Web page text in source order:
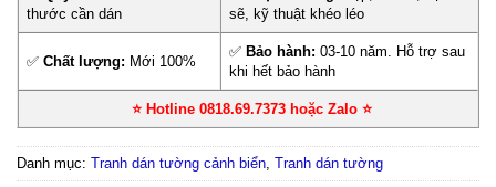
thước cần dán
sẽ, kỹ thuật khéo léo
✅Chất lượng: Mới 100%
✅ Bảo hành: 03-10 năm. Hỗ trợ sau
khi hết bảo hành
⭐ Hotline 0818.69.7373 hoặc Zalo ⭐
Danh mục: Tranh dán tường cảnh biển Tranh dán tường